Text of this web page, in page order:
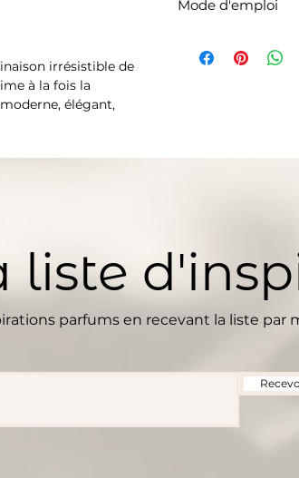
irrésistible de
à la fois la
élégant,
geraniol,cinnamyl
incandescent.
Expiration : 36
Mode d'emploi
(une petite
liste
parfums en recevant la liste par